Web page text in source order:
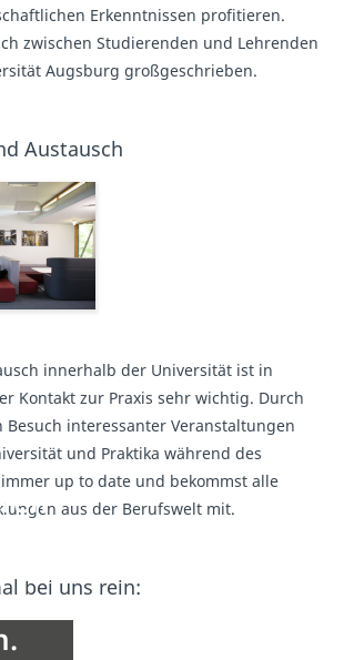
Erkenntnissen profitieren.
zwischen Studierenden und Lehrenden
Augsburg großgeschrieben.
Austausch
innerhalb der Universität ist in
Kontakt zur Praxis sehr wichtig. Durch
Besuch interessanter Veranstaltungen
und Praktika während des
up to date und bekommst alle
aus der Berufswelt mit.
bei uns rein:
zu